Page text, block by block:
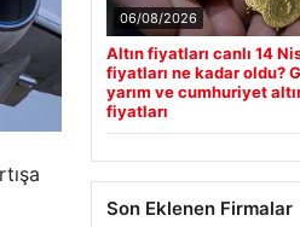
06/08/2026
Altın fiyatları canlı 14
fiyatları ne kadar oldu?
yarım ve cumhuriyet
fiyatları
Son Eklenen Firmalar